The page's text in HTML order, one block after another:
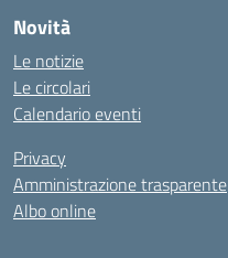
Novità
Le notizie
Le circolari
Calendario eventi
Privacy
Amministrazione trasparente
Albo online